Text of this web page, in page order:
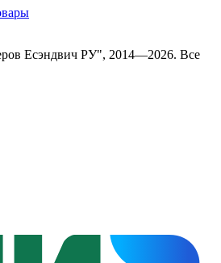
Есэндвич РУ", 2014—2026. Все